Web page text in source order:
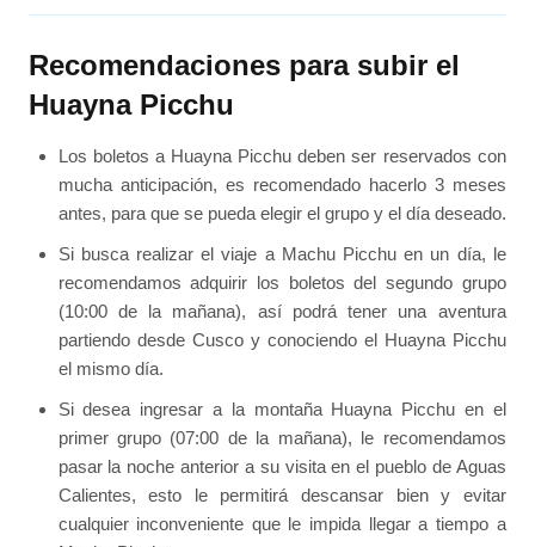
Recomendaciones para subir el
Huayna Picchu
Los boletos a Huayna Picchu deben ser reservados con
mucha anticipación, es recomendado hacerlo 3 meses
antes, para que se pueda elegir el grupo y el día deseado.
Si busca realizar el viaje a Machu Picchu en un día, le
recomendamos adquirir los boletos del segundo grupo
(10:00 de la mañana), así podrá tener una aventura
partiendo desde Cusco y conociendo el Huayna Picchu
el mismo día.
Si desea ingresar a la montaña Huayna Picchu en el
primer grupo (07:00 de la mañana), le recomendamos
pasar la noche anterior a su visita en el pueblo de Aguas
Calientes, esto le permitirá descansar bien y evitar
cualquier inconveniente que le impida llegar a tiempo a